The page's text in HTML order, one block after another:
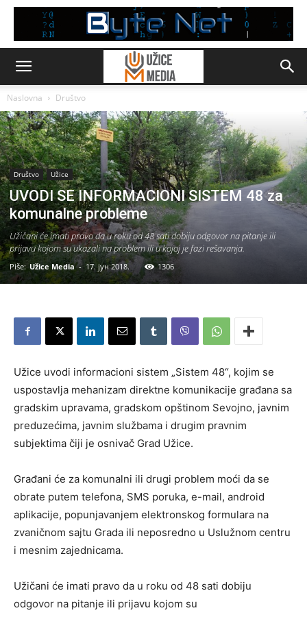
Naslovna Društvo
Društvo Užice
UVODI SE INFORMACIONI SISTEM 48 za
komunalne probleme
Užičani će imati pravo da u roku od 48 sati dobiju odgovor na pitanje ili
prijavu kojom su ukazali na problem ili u kojoj je fazi rešavanja.
Piše: Užice Media - 17. јун 2018. 1306
Užice uvodi informacioni sistem „Sistem 48“, kojim se
uspostavlja mehanizam direktne komunikacije građana sa
gradskim upravama, gradskom opštinom Sevojno, javnim
preduzećima, javnim službama i drugim pravnim
subjektima čiji je osnivač Grad Užice.
Građani će za komunalni ili drugi problem moći da se
obrate putem telefona, SMS poruka, e-mail, android
aplikacije, popunjavanjem elektronskog formulara na
zvaničnom sajtu Grada ili neposredno u Uslužnom centru
i mesnim zajednicama.
Užičani će imati pravo da u roku od 48 sati dobiju
odgovor na pitanje ili prijavu kojom su